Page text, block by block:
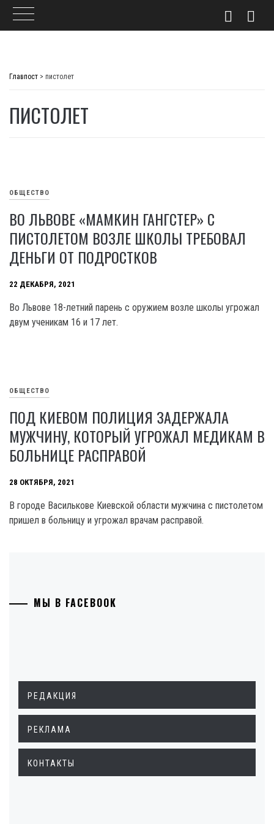
Главпост > пистолет
ПИСТОЛЕТ
ОБЩЕСТВО
ВО ЛЬВОВЕ «МАМКИН ГАНГСТЕР» С
ПИСТОЛЕТОМ ВОЗЛЕ ШКОЛЫ ТРЕБОВАЛ
ДЕНЬГИ ОТ ПОДРОСТКОВ
22 ДЕКАБРЯ, 2021
Во Львове 18-летний парень с оружием возле школы угрожал
двум ученикам 16 и 17 лет.
ОБЩЕСТВО
ПОД КИЕВОМ ПОЛИЦИЯ ЗАДЕРЖАЛА
МУЖЧИНУ, КОТОРЫЙ УГРОЖАЛ МЕДИКАМ В
БОЛЬНИЦЕ РАСПРАВОЙ
28 ОКТЯБРЯ, 2021
В городе Василькове Киевской области мужчина с пистолетом
пришел в больницу и угрожал врачам расправой.
МЫ В FACEBOOK
РЕДАКЦИЯ
РЕКЛАМА
КОНТАКТЫ